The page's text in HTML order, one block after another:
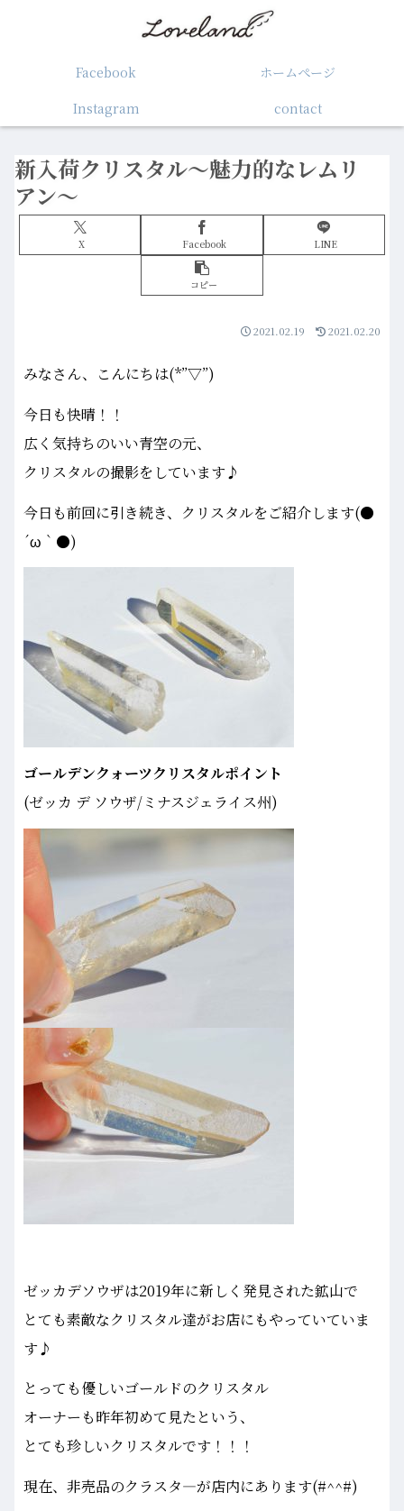
Facebook
ホームぺージ
Instagram
contact
新入荷クリスタル～魅力的なレムリ
アン～
X Facebook LINE
コピー
2021.02.19 2021.02.20
みなさん、こんにちは(*”▽”)
今日も快晴！！
広く気持ちのいい青空の元、
クリスタルの撮影をしています♪
今日も前回に引き続き、クリスタルをご紹介します(●
´ω｀●)
ゴールデンクォーツクリスタルポイント
(ゼッカ デ ソウザ/ミナスジェライス州)
ゼッカデソウザは2019年に新しく発見された鉱山で
とても素敵なクリスタル達がお店にもやっていていま
す♪
とっても優しいゴールドのクリスタル
オーナーも昨年初めて見たという、
とても珍しいクリスタルです！！！
現在、非売品のクラスタ―が店内にあります(#^^#)